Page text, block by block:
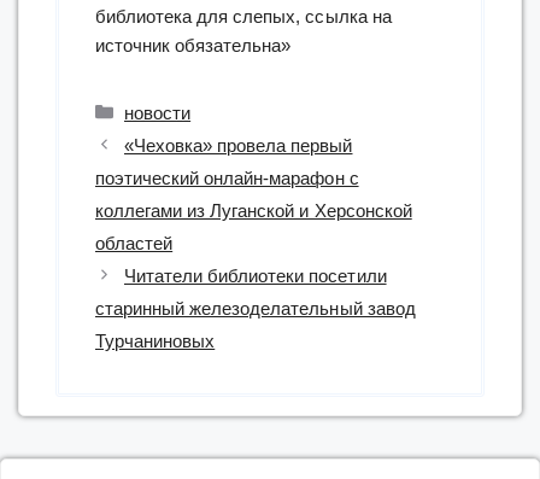
библиотека для слепых, ссылка на
источник обязательна»
Рубрики
новости
«Чеховка» провела первый
поэтический онлайн-марафон с
коллегами из Луганской и Херсонской
областей
Читатели библиотеки посетили
старинный железоделательный завод
Турчаниновых